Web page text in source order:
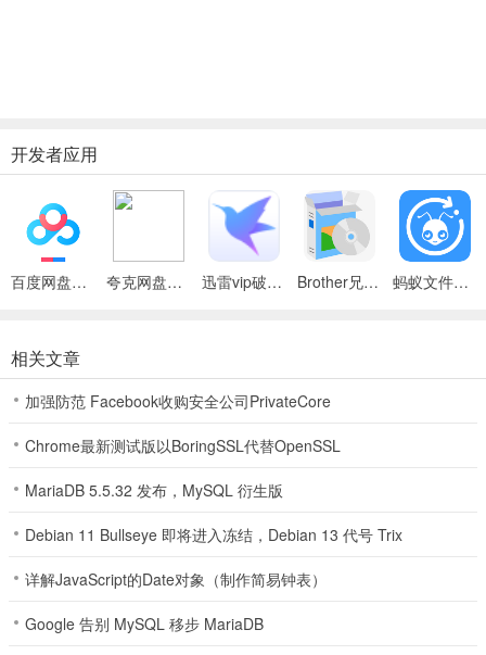
开发者应用
百度网盘绿色免安装Pc电脑版 夸克网盘官方正式版 迅雷vip破解版永久会员2024版 Brother兄弟 MFC-8480DN多功能一体机ISIS驱动 蚂蚁文件（数据恢复大师）
相关文章
加强防范 Facebook收购安全公司PrivateCore
Chrome最新测试版以BoringSSL代替OpenSSL
MariaDB 5.5.32 发布，MySQL 衍生版
Debian 11 Bullseye 即将进入冻结，Debian 13 代号 Trix
详解JavaScript的Date对象（制作简易钟表）
Google 告别 MySQL 移步 MariaDB